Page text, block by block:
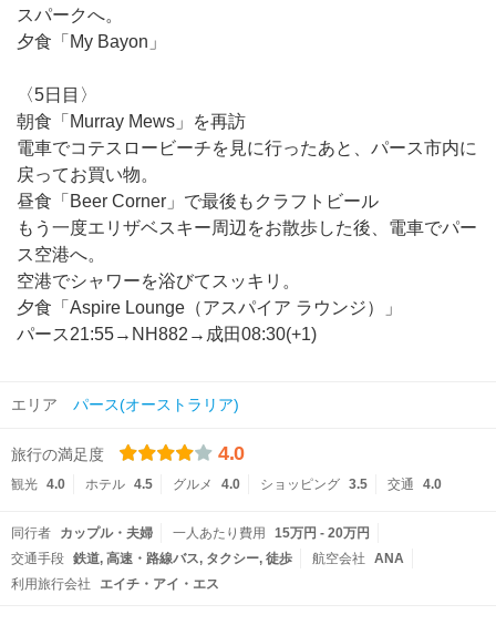
スパークへ。
夕食「My Bayon」
〈5日目〉
朝食「Murray Mews」を再訪
電車でコテスロービーチを見に行ったあと、パース市内に
戻ってお買い物。
昼食「Beer Corner」で最後もクラフトビール
もう一度エリザベスキー周辺をお散歩した後、電車でパー
ス空港へ。
空港でシャワーを浴びてスッキリ。
夕食「Aspire Lounge（アスパイア ラウンジ）」
パース21:55→NH882→成田08:30(+1)
エリア パース(オーストラリア)
旅行の満足度 4.0
観光 4.0 ホテル 4.5 グルメ 4.0 ショッピング 3.5 交通 4.0
同行者 カップル・夫婦 一人あたり費用
15万円 - 20万円
交通手段 鉄道 高速・路線バス タクシー 徒歩 航空会社
ANA
利用旅行会社
エイチ・アイ・エス